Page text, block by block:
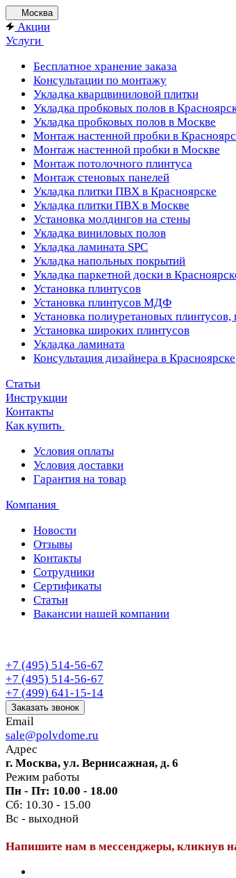
Москва
Акции
Услуги
Бесплатное хранение заказа
Консультации по монтажу
Укладка кварцвиниловой плитки
Укладка пробковых полов в
Укладка пробковых полов в Москве
Монтаж настенной пробки в
Монтаж настенной пробки в Москве
Монтаж потолочного плинтуса
Монтаж стеновых панелей
Укладка плитки ПВХ в Красноярске
Укладка плитки ПВХ в Москве
Установка молдингов на стены
Укладка виниловых полов
Укладка ламината SPC
Укладка напольных покрытий
Укладка паркетной доски в
Установка плинтусов
Установка плинтусов МДФ
Установка полиуретановых
Установка широких плинтусов
Укладка ламината
Консультация дизайнера в Красноярске
Статьи
Инструкции
Контакты
Как купить
Условия оплаты
Условия доставки
Гарантия на товар
Компания
Новости
Отзывы
Контакты
Сотрудники
Сертификаты
Статьи
Вакансии нашей компании
+7 (495) 514-56-67
+7 (495) 514-56-67
+7 (499) 641-15-14
Заказать звонок
Email
sale@polvdome.ru
Адрес
г. Москва, ул. Вернисажная, д. 6
Режим работы
Пн - Пт: 10.00 - 18.00
Сб: 10.30 - 15.00
Вс - выходной
Напишите нам в мессенджеры, кликнув